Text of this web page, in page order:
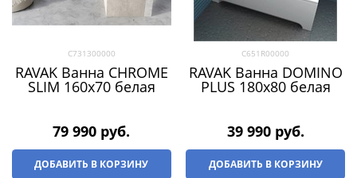
C731300000
RAVAK Ванна CHROME
SLIM 160х70 белая
79 990 руб.
ДОБАВИТЬ В КОРЗИНУ
C651R00000
RAVAK Ванна DOMINO
PLUS 180х80 белая
39 990 руб.
ДОБАВИТЬ В КОРЗИНУ